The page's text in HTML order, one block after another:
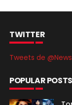
TWITTER
Tweets de
POPULAR POSTS